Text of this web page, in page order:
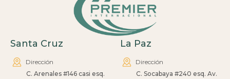
Santa Cruz
Dirección
C. Arenales #146 casi esq.
La Paz
Dirección
C. Socabaya #240 esq. Av.